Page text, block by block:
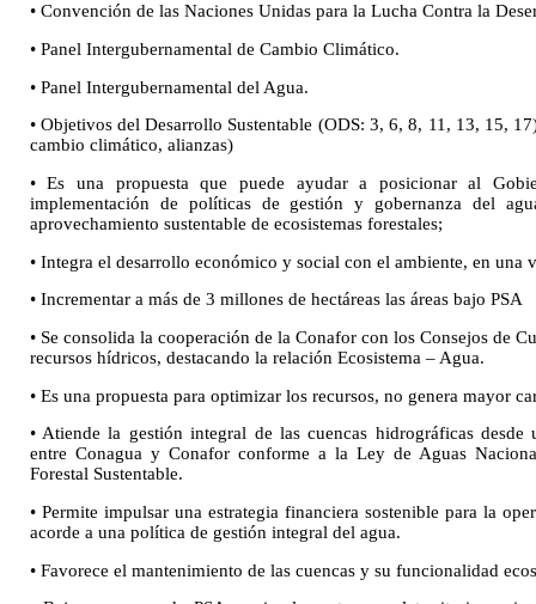
• Convención de las Naciones Unidas para la Lucha Contra la
• Panel Intergubernamental de Cambio Climático.
• Panel Intergubernamental del Agua.
• Objetivos del Desarrollo Sustentable (ODS: 3, 6, 8, 11, 13, 15,
cambio climático, alianzas)
• Es una propuesta que puede ayudar a posicionar al
implementación de políticas de gestión y gobernanza del
aprovechamiento sustentable de ecosistemas forestales;
• Integra el desarrollo económico y social con el ambiente, en una
• Incrementar a más de 3 millones de hectáreas las áreas bajo PSA
• Se consolida la cooperación de la Conafor con los Consejos de
recursos hídricos, destacando la relación Ecosistema – Agua.
• Es una propuesta para optimizar los recursos, no genera mayor
• Atiende la gestión integral de las cuencas hidrográficas
entre Conagua y Conafor conforme a la Ley de Aguas
Forestal Sustentable.
• Permite impulsar una estrategia financiera sostenible para la
acorde a una política de gestión integral del agua.
• Favorece el mantenimiento de las cuencas y su funcionalidad